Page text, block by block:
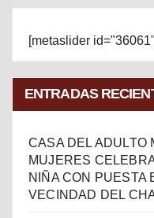
[metaslider
ENTRADAS
CASA DEL ADULTO
MUJERES
NIÑA CON PUESTA
VECINDAD DEL